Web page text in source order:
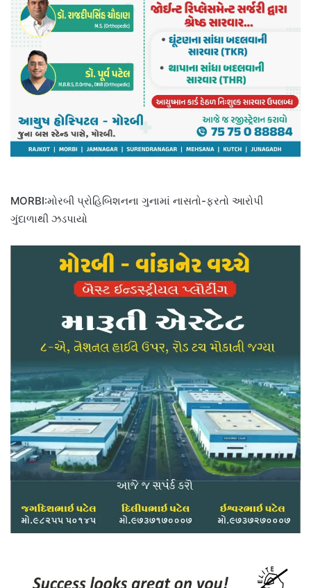
MORBI:મોરબી પ્રોહિબિશનના ગુનામાં નાસતો-ફરતો આરોપી
ગુંદાળાથી ઝડપાયો